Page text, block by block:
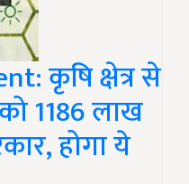
कृषि क्षेत्र से
1186 लाख
होगा ये